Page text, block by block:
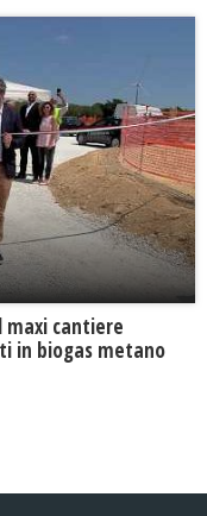
maxi cantiere
in biogas metano